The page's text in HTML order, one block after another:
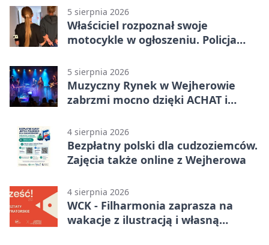
5 sierpnia 2026
Właściciel rozpoznał swoje
motocykle w ogłoszeniu. Policja
5 sierpnia 2026
Muzyczny Rynek w Wejherowie
zabrzmi mocno dzięki ACHAT i
4 sierpnia 2026
Bezpłatny polski dla cudzoziemców.
Zajęcia także online z Wejherowa
4 sierpnia 2026
WCK - Filharmonia zaprasza na
wakacje z ilustracją i własną